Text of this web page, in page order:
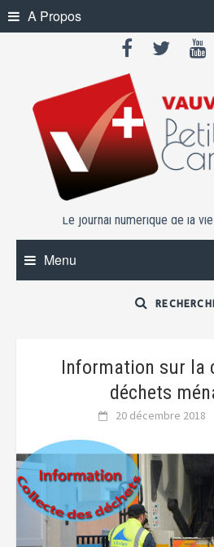
Skip
to
A Propos
Le journal numérique de la
Menu
Information sur la
déchets
20 décembre 2018